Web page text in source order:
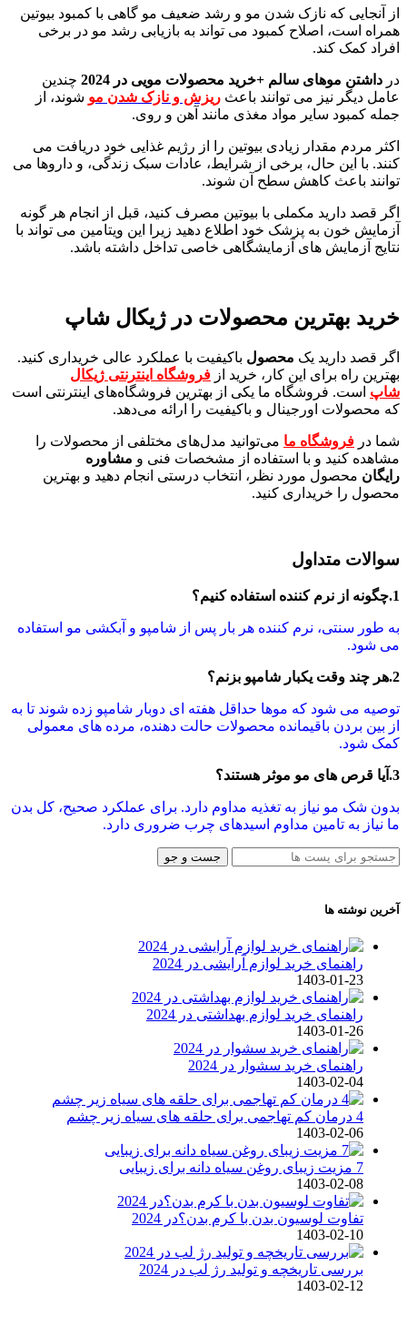
از آنجایی که نازک شدن مو و رشد ضعیف مو گاهی با کمبود بیوتین
همراه است، اصلاح کمبود می تواند به بازیابی رشد مو در برخی
افراد کمک کند.
در داشتن موهای سالم +خرید محصولات مویی در 2024
چندین
عامل دیگر نیز می توانند باعث ریزش و نازک شدن مو شوند، از
جمله کمبود سایر مواد مغذی مانند آهن و روی.
اکثر مردم مقدار زیادی بیوتین را از رژیم غذایی خود دریافت می
کنند. با این حال، برخی از شرایط، عادات سبک زندگی، و داروها می
توانند باعث کاهش سطح آن شوند.
اگر قصد دارید مکملی با بیوتین مصرف کنید، قبل از انجام هر گونه
آزمایش خون به پزشک خود اطلاع دهید زیرا این ویتامین می تواند با
نتایج آزمایش های آزمایشگاهی خاصی تداخل داشته باشد.
خرید بهترین محصولات در ژیکال شاپ
اگر قصد دارید یک محصول باکیفیت با عملکرد عالی خریداری کنید.
بهترین راه برای این کار، خرید از فروشگاه اینترنتی ژیکال
شاپ است. فروشگاه ما یکی از بهترین فروشگاه‌های اینترنتی است
که محصولات اورجینال و باکیفیت را ارائه می‌دهد.
شما در فروشگاه ما می‌توانید مدل‌های مختلفی از محصولات را
مشاهده کنید و با استفاده از مشخصات فنی و مشاوره
رایگان محصول مورد نظر، انتخاب درستی انجام دهید و بهترین
محصول را خریداری کنید.
سوالات متداول
1.چگونه از نرم کننده استفاده کنیم؟
به طور سنتی، نرم کننده هر بار پس از شامپو و آبکشی مو استفاده
می شود.
2.هر چند وقت یکبار شامپو بزنم؟
توصیه می شود که موها حداقل هفته ای دوبار شامپو زده شوند تا به
از بین بردن باقیمانده محصولات حالت دهنده، مرده های معمولی
کمک شود.
3.آیا قرص های مو موثر هستند؟
بدون شک مو نیاز به تغذیه مداوم دارد. برای عملکرد صحیح، کل بدن
ما نیاز به تامین مداوم اسیدهای چرب ضروری دارد.
جست و جو
آخرین نوشته ها
راهنمای خرید لوازم آرایشی در 2024
1403-01-23
راهنمای خرید لوازم بهداشتی در 2024
1403-01-26
راهنمای خرید سشوار در 2024
1403-02-04
4 درمان کم تهاجمی برای حلقه های سیاه زیر چشم
1403-02-06
7 مزیت زیبای روغن سیاه دانه برای زیبایی
1403-02-08
تفاوت لوسیون بدن با کرم بدن؟در 2024
1403-02-10
بررسی تاریخچه و تولید رژ لب در 2024
1403-02-12